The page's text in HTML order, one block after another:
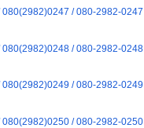
/ 080-2982-0247
/ 080-2982-0248
/ 080-2982-0249
/ 080-2982-0250